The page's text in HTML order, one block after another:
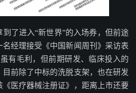
了进入“新世界”的入场券，但前途
经理接受《中国新闻周刊》采访表
有毛利，但前期研发、临床投入的
前除了中标的洗脱支架，也在研发
医疗器械注册证》，距离上市还要